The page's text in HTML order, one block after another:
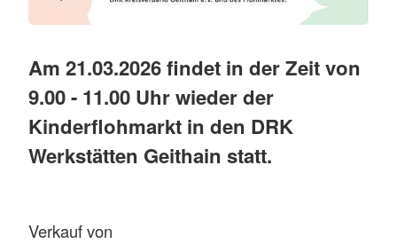
Am 21.03.2026 findet in der Zeit von
9.00 - 11.00 Uhr wieder der
Kinderflohmarkt in den DRK
Werkstätten Geithain statt.
Verkauf von